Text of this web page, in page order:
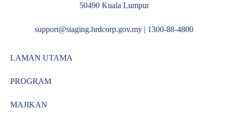
50490 Kuala Lumpur
support@staging.hrdcorp.gov.my | 1300-88-4800
LAMAN UTAMA
PROGRAM
MAJIKAN